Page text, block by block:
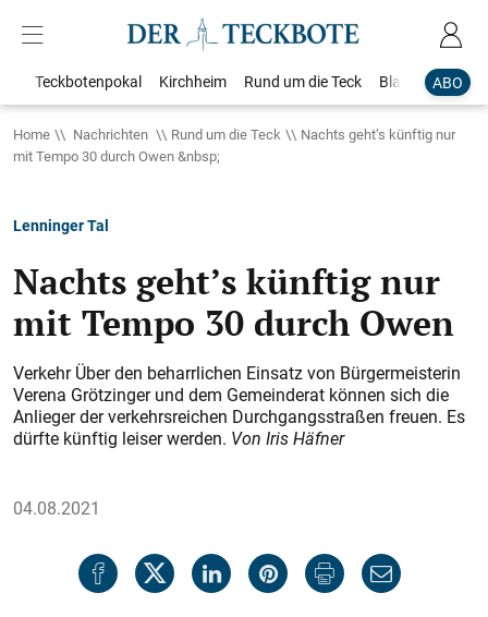
ABO
Teckbotenpokal Kirchheim Rund um die Teck Blaulicht
Home Nachrichten Rund um die Teck
Nachts geht’s künftig nur
mit Tempo 30 durch Owen &nbsp;
Lenninger Tal
Nachts geht’s künftig nur
mit Tempo 30 durch Owen
Verkehr Über den beharrlichen Einsatz von Bürgermeisterin
Verena Grötzinger und dem Gemeinderat können sich die
Anlieger der verkehrsreichen Durchgangsstraßen freuen. Es
dürfte künftig leiser werden. Von Iris Häfner
04.08.2021